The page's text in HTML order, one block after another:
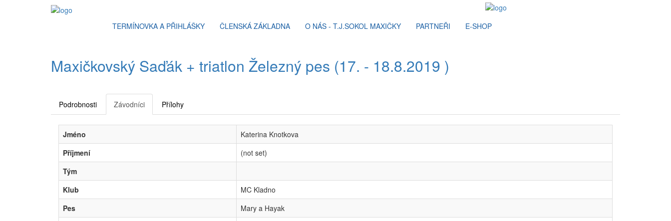
TERMÍNOVKA A PŘIHLÁŠKY ČLENSKÁ ZÁKLADNA O NÁS - T.J.SOKOL MAXIČKY PARTNEŘI E-SHOP
Maxičkovský Saďák + triatlon Železný pes (17. - 18.8.2019 )
Podrobnosti Závodníci Přílohy
Jméno
Katerina Knotkova
Příjmení
(not set)
Tým
Klub
MC Kladno
Pes
Mary a Hayak